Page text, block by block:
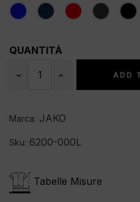
QUANTITÀ
ADD
Marca: JAKO
Sku: 6200-000L
Tabelle Misure